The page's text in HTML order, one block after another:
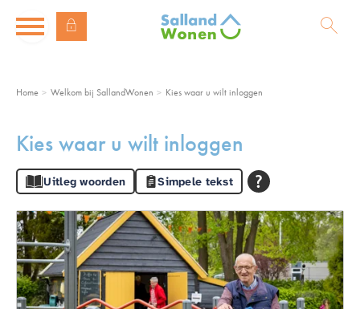
Naar de homepage
Ga naar Hoofd
Home Welkom bij SallandWonen Kies waar u wilt inloggen
Kies waar u wilt inloggen
Uitleg woorden Simpele tekst